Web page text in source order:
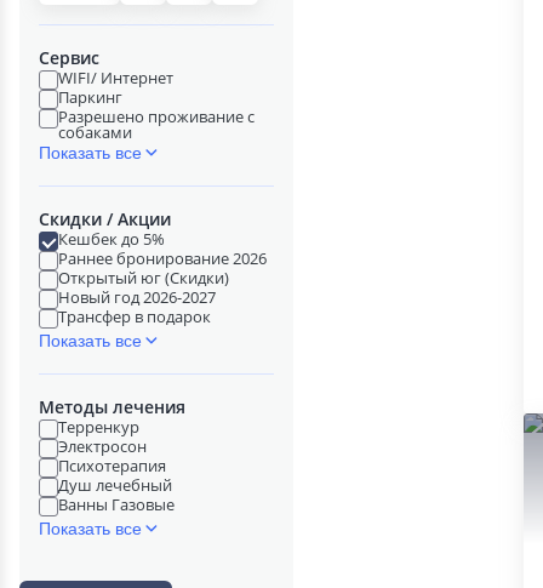
Сервис
WIFI/ Интернет
Паркинг
Разрешено проживание с
собаками
Показать все
Скидки / Акции
Кешбек до 5%
Раннее бронирование 2026
Открытый юг (Скидки)
Новый год 2026-2027
Трансфер в подарок
Показать все
Методы лечения
Терренкур
Электросон
Психотерапия
Душ лечебный
Ванны Газовые
Показать все